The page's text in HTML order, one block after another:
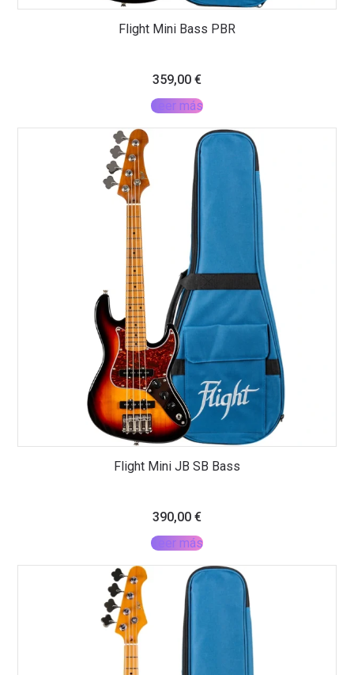
Flight Mini Bass PBR
359,00 €
Leer más
Flight Mini JB SB Bass
390,00 €
Leer más